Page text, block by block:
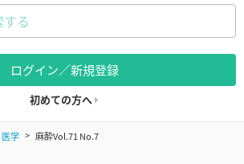
ログイン／新規登録
初めての方へ
医学 麻酔Vol.71 No.7